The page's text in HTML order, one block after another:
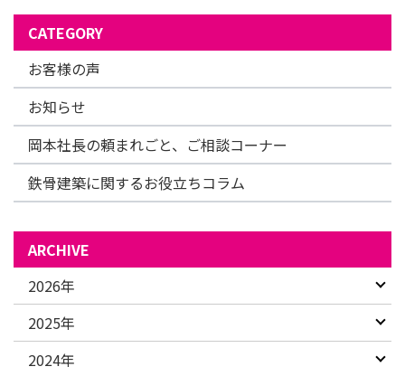
CATEGORY
お客様の声
お知らせ
岡本社長の頼まれごと、ご相談コーナー
鉄骨建築に関するお役立ちコラム
ARCHIVE
2026年
2025年
2024年